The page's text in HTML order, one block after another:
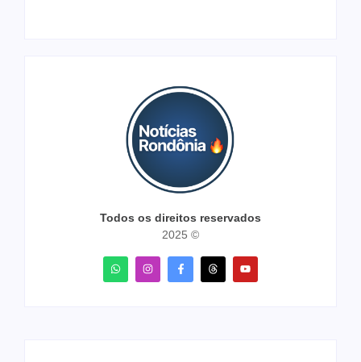
Todos os direitos reservados
2025 ©